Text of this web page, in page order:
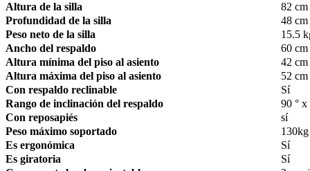
Altura de la silla
82 cm
Profundidad de la silla
48 cm
Peso neto de la silla
15.5
Ancho del respaldo
60 cm
Altura mínima del piso al asiento
42 cm
Altura máxima del piso al asiento
52 cm
Con respaldo reclinable
Sí
Rango de inclinación del respaldo
90 °
Con reposapiés
sí
Peso máximo soportado
130kg
Es ergonómica
Sí
Es giratoria
Sí